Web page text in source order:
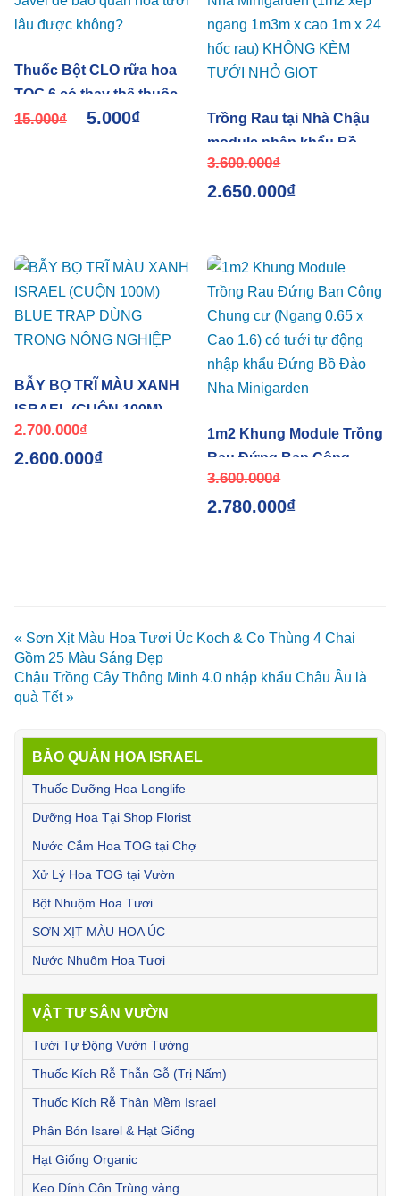
BẢO QUẢN HOA ISRAEL
Thuốc Dưỡng Hoa Longlife
Dưỡng Hoa Tại Shop Florist
Nước Cắm Hoa TOG tại Chợ
Xử Lý Hoa TOG tại Vườn
Bột Nhuộm Hoa Tươi
SƠN XỊT MÀU HOA ÚC
Nước Nhuộm Hoa Tươi
VẬT TƯ SÂN VƯỜN
Tưới Tự Động Vườn Tường
Thuốc Kích Rễ Thẫn Gỗ (Trị Nấm)
Thuốc Kích Rễ Thân Mềm Israel
Phân Bón Isarel & Hạt Giống
Hạt Giống Organic
Keo Dính Côn Trùng vàng
Thuốc Bột CLO rữa hoa
TOG 6 có thay thế thuốc
tẩy Javel để bảo quản hoa
15.000₫ 5.000₫
Trồng Rau tại Nhà Chậu
module nhập khẩu Bồ
Đào Nha Minigarden (1m2
xếp ngang 1m3m x cao
3.600.000₫
2.650.000₫
BẪY BỌ TRĨ MÀU XANH
ISRAEL (CUỘN 100M)
BLUE TRAP DÙNG
TRONG NÔNG NGHIỆP
2.700.000₫
2.600.000₫
1m2 Khung Module Trồng
Rau Đứng Ban Công
Chung cư (Ngang 0.65 x
Cao 1.6) có tưới tự động
3.600.000₫
2.780.000₫
« Sơn Xịt Màu Hoa Tươi Úc Koch & Co Thùng 4 Chai
Gồm 25 Màu Sáng Đẹp
Chậu Trồng Cây Thông Minh 4.0 nhập khẩu Châu Âu là
quà Tết »